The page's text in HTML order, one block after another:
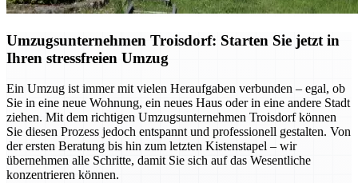
Umzugsunternehmen Troisdorf: Starten Sie jetzt in
Ihren stressfreien Umzug
Ein Umzug ist immer mit vielen Heraufgaben verbunden – egal, ob
Sie in eine neue Wohnung, ein neues Haus oder in eine andere Stadt
ziehen. Mit dem richtigen Umzugsunternehmen Troisdorf können
Sie diesen Prozess jedoch entspannt und professionell gestalten. Von
der ersten Beratung bis hin zum letzten Kistenstapel – wir
übernehmen alle Schritte, damit Sie sich auf das Wesentliche
konzentrieren können.